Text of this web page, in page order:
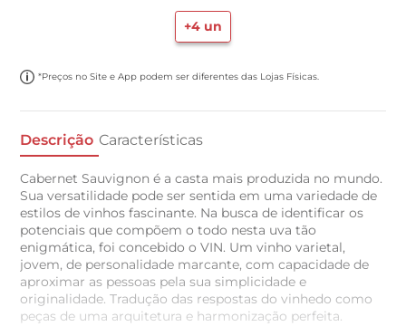
+4 un
*Preços no Site e App podem ser diferentes das Lojas Físicas.
Descrição Características
Cabernet Sauvignon é a casta mais produzida no mundo.
Sua versatilidade pode ser sentida em uma variedade de
estilos de vinhos fascinante. Na busca de identificar os
potenciais que compõem o todo nesta uva tão
enigmática, foi concebido o VIN. Um vinho varietal,
jovem, de personalidade marcante, com capacidade de
aproximar as pessoas pela sua simplicidade e
originalidade. Tradução das respostas do vinhedo como
peças de uma arquitetura e harmonização perfeita.